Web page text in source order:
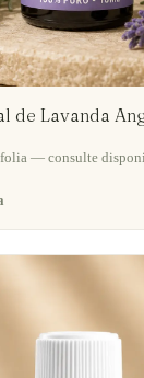
de Lavanda
— consulte